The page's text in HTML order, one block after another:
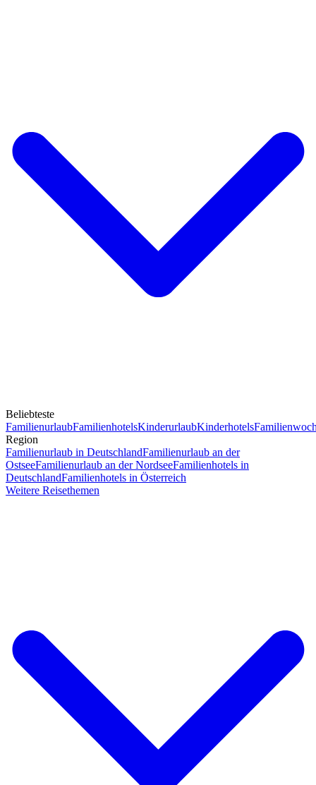
Beliebteste
FamilienurlaubFamilienhotelsKinderurlaubKinderhotels
Region
Familienurlaub in DeutschlandFamilienurlaub an der
OstseeFamilienurlaub an der NordseeFamilienhotels in
DeutschlandFamilienhotels in Österreich
Weitere Reisethemen